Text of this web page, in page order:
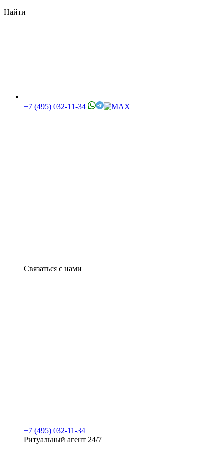
Найти
+7 (495) 032-11-34
Связаться с нами
+7 (495) 032-11-34
Ритуальный агент 24/7